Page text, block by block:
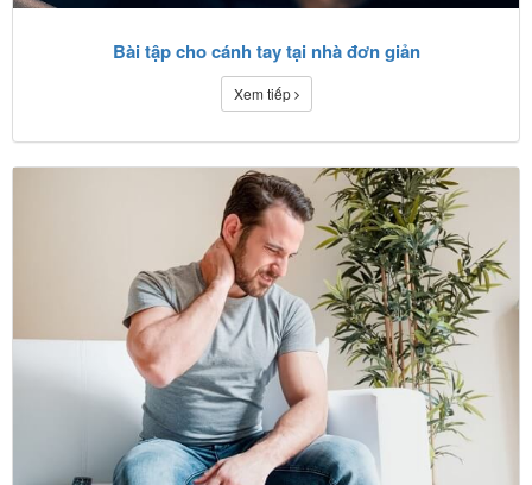
Bài tập cho cánh tay tại nhà đơn giản
Xem tiếp